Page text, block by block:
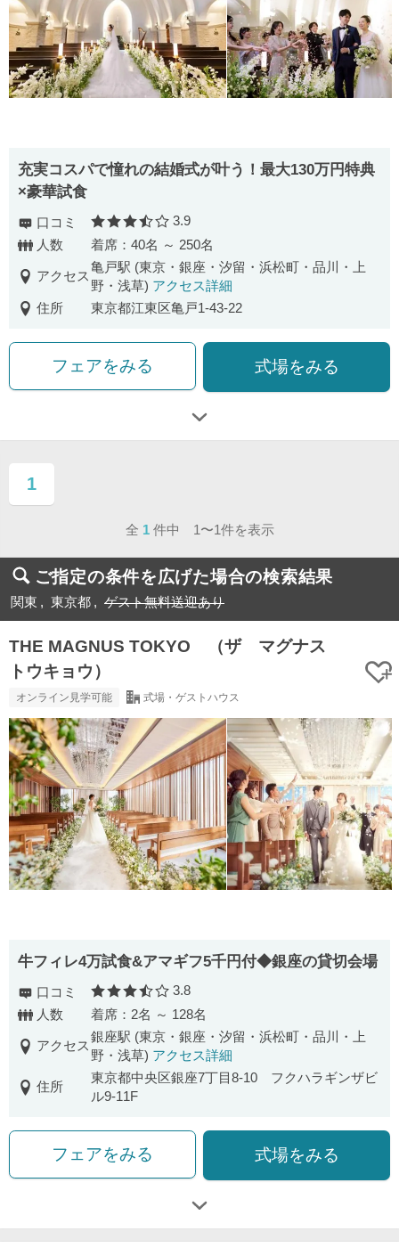
充実コスパで憧れの結婚式が叶う！最大130万円特典
×豪華試食
口コミ 口コミ評価
3.9
人数
着席：40名 ～ 250名
アクセス
亀戸駅 (東京・銀座・汐留・浜松町・品川・上
野・浅草) アクセス詳細
住所
東京都江東区亀戸1-43-22
フェアをみる 式場をみる
1
ページ目
全 1 件中 1〜1件を表示
ご指定の条件を広げた場合の検索結果
関東 東京都 ゲスト無料送迎あり
THE MAGNUS TOKYO （ザ マグナス
トウキョウ）
オンライン見学可能 式場・ゲストハウス
牛フィレ4万試食&アマギフ5千円付◆銀座の貸切会場
口コミ 口コミ評価
3.8
人数
着席：2名 ～ 128名
アクセス
銀座駅 (東京・銀座・汐留・浜松町・品川・上
野・浅草) アクセス詳細
住所
東京都中央区銀座7丁目8-10 フクハラギンザビ
ル9-11F
フェアをみる 式場をみる